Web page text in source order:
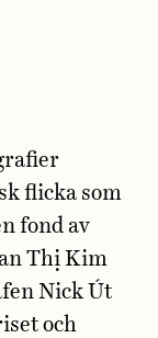
flicka som
fond av
Thị Kim
Nick Út
och